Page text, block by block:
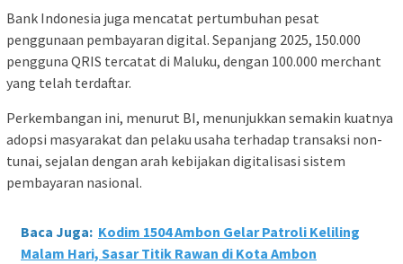
Bank Indonesia juga mencatat pertumbuhan pesat
penggunaan pembayaran digital. Sepanjang 2025, 150.000
pengguna QRIS tercatat di Maluku, dengan 100.000 merchant
yang telah terdaftar.
Perkembangan ini, menurut BI, menunjukkan semakin kuatnya
adopsi masyarakat dan pelaku usaha terhadap transaksi non-
tunai, sejalan dengan arah kebijakan digitalisasi sistem
pembayaran nasional.
Baca Juga: Kodim 1504 Ambon Gelar Patroli Keliling
Malam Hari, Sasar Titik Rawan di Kota Ambon